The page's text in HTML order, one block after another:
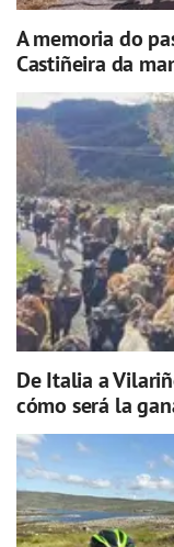
A memoria do
Castiñeira da
De Italia a
cómo será la